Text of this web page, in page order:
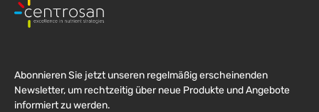
Abonnieren Sie jetzt unseren regelmäßig erscheinenden
Newsletter, um rechtzeitig über neue Produkte und Angebote
informiert zu werden.